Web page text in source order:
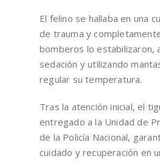
El felino se hallaba en una
de trauma y
bomberos lo estabilizaron,
sedación y utilizando
regular su temperatura.
Tras la atención inicial, el
entregado a la Unidad de
de la Policía Nacional,
cuidado y recuperación en